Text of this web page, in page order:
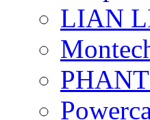
LIAN